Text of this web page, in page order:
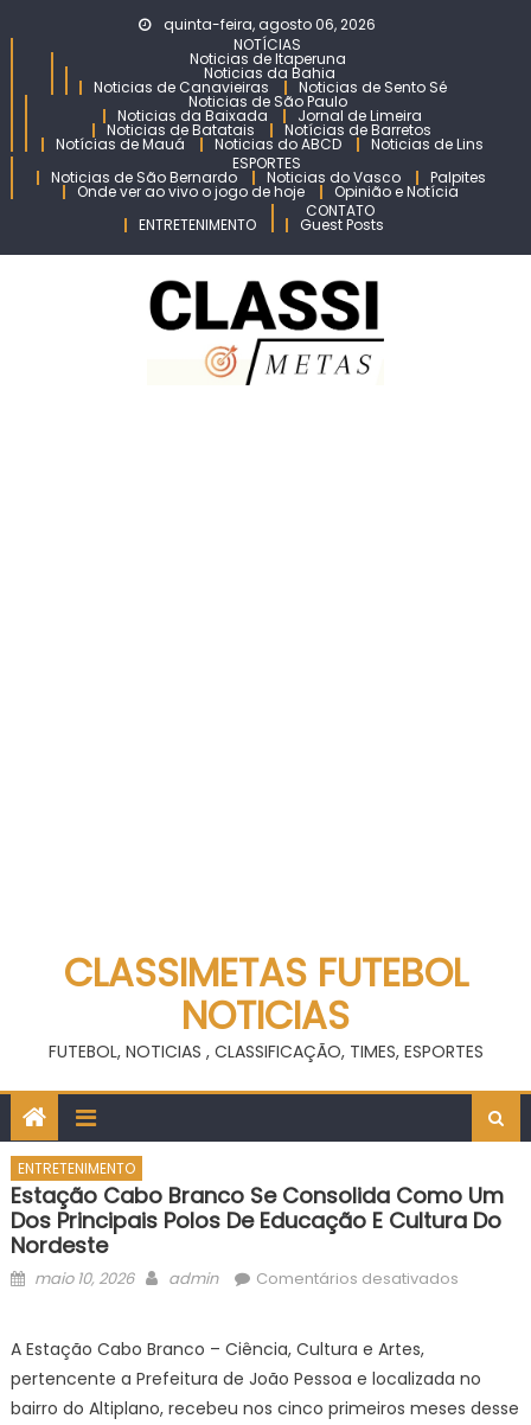
to
content
quinta-feira, agosto 06, 2026
NOTÍCIAS
Noticias de Itaperuna
Noticias da Bahia
Noticias de Canavieiras Noticias de Sento Sé
Noticias de São Paulo
Noticias da Baixada Jornal de Limeira
Noticias de Batatais Notícias de Barretos
Notícias de Mauá Noticias do ABCD
Noticias de Lins
ESPORTES
Noticias de São Bernardo Noticias do Vasco Palpites
Onde ver ao vivo o jogo de hoje
Opinião e Notícia
ENTRETENIMENTO
CONTATO
Guest Posts
CLASSIMETAS FUTEBOL
NOTICIAS
FUTEBOL, NOTICIAS , CLASSIFICAÇÃO, TIMES, ESPORTES
ENTRETENIMENTO
Estação Cabo Branco Se Consolida Como Um
Dos Principais Polos De Educação E Cultura Do
Nordeste
Posted
maio 10, 2026 Author
admin Comentários desativadosem
se
A Estação Cabo Branco – Ciência, Cultura e Artes,
pertencente a Prefeitura de João Pessoa e localizada no
bairro do Altiplano, recebeu nos cinco primeiros meses desse